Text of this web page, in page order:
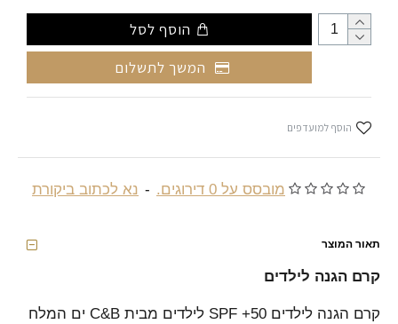
מובסס על 0 דירוגים. - נא לכתוב ביקורת
הוסף לסל
המשך לתשלום
הוסף למועדפים
תאור המוצר
קרם הגנה לילדים
קרם הגנה לילדים SPF +50 לילדים מבית C&B ים המלח